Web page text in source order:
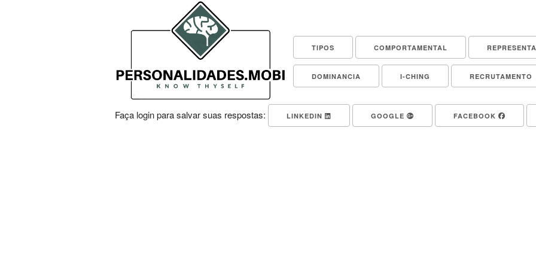
TIPOS COMPORTAMENTAL
DOMINANCIA I-CHING RECRUTAMENTO
Faça login para salvar suas respostas: LINKEDIN GOOGLE FACEBOOK